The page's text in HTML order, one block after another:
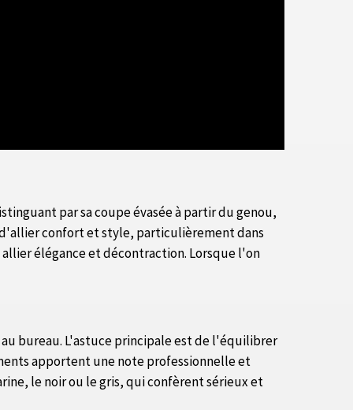
par sa coupe évasée à partir du genou,
d'allier confort et style, particulièrement dans
élégance et décontraction. Lorsque l'on
bureau. L'astuce principale est de l'équilibrer
apportent une note professionnelle et
le noir ou le gris, qui confèrent sérieux et